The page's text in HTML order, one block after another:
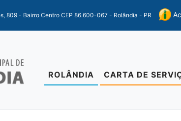
809 - Bairro Centro CEP 86.600-067 - Rolândia - PR
ROLÂNDIA CARTA DE